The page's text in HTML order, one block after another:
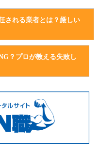
される業者とは？厳しい
？プロが教える失敗し